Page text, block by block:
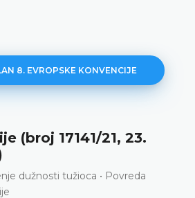
8. EVROPSKE KONVENCIJE
21, 23.
tužioca • Povreda